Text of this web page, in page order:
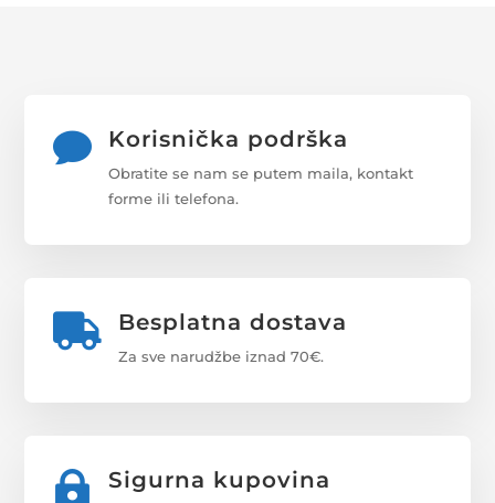
 Korisnička podrška
Obratite se nam se putem maila, kontakt
forme ili telefona.
 Besplatna dostava
Za sve narudžbe iznad 70€.
 Sigurna kupovina